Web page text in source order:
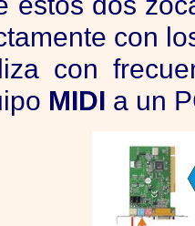
con
con
MIDI a un